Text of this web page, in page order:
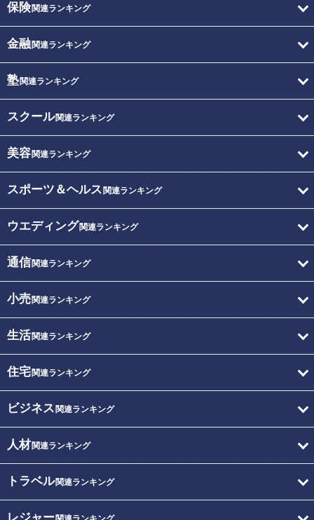
保険関連ランキング
金融関連ランキング
塾関連ランキング
スクール関連ランキング
美容関連ランキング
スポーツ＆ヘルス 関連ランキング
ウエディング関連ランキング
通信関連ランキング
小売関連ランキング
生活関連ランキング
住宅関連ランキング
ビジネス 関連ランキング
人材関連ランキング
トラベル関連ランキング